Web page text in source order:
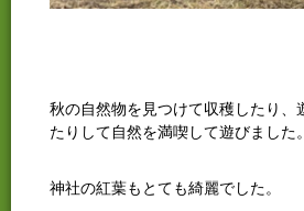
秋の自然物を見つけて収穫したり、
たりして自然を満喫して遊びました。
神社の紅葉もとても綺麗でした。